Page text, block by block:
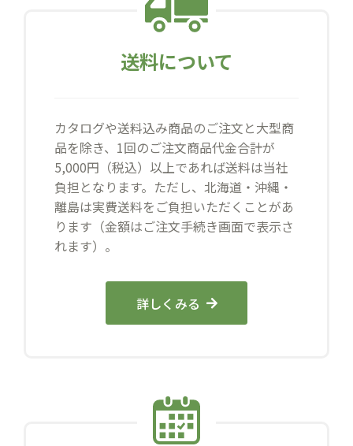
送料について
カタログや送料込み商品のご注文と大型商
品を除き、1回のご注文商品代金合計が
5,000円（税込）以上であれば送料は当社
負担となります。ただし、北海道・沖縄・
離島は実費送料をご負担いただくことがあ
ります（金額はご注文手続き画面で表示さ
れます）。
詳しくみる